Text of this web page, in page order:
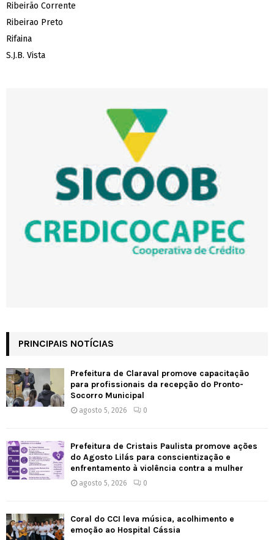
Ribeirão Corrente
Ribeirao Preto
Rifaina
S.J.B. Vista
PRINCIPAIS NOTÍCIAS
Prefeitura de Claraval promove capacitação
para profissionais da recepção do Pronto-
Socorro Municipal
agosto 5, 2026 0
Prefeitura de Cristais Paulista promove ações
do Agosto Lilás para conscientização e
enfrentamento à violência contra a mulher
agosto 5, 2026 0
Coral do CCI leva música, acolhimento e
emoção ao Hospital Cássia